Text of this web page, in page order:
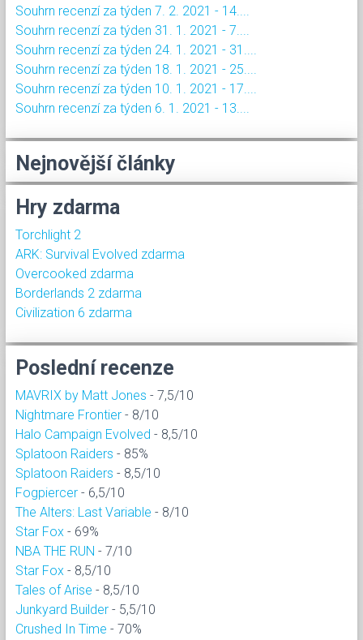
Souhrn recenzí za týden 7. 2. 2021 - 14....
Souhrn recenzí za týden 31. 1. 2021 - 7....
Souhrn recenzí za týden 24. 1. 2021 - 31....
Souhrn recenzí za týden 18. 1. 2021 - 25....
Souhrn recenzí za týden 10. 1. 2021 - 17....
Souhrn recenzí za týden 6. 1. 2021 - 13....
Nejnovější články
Hry zdarma
Torchlight 2
ARK: Survival Evolved zdarma
Overcooked zdarma
Borderlands 2 zdarma
Civilization 6 zdarma
Poslední recenze
MAVRIX by Matt Jones - 7,5/10
Nightmare Frontier - 8/10
Halo Campaign Evolved - 8,5/10
Splatoon Raiders - 85%
Splatoon Raiders - 8,5/10
Fogpiercer - 6,5/10
The Alters: Last Variable - 8/10
Star Fox - 69%
NBA THE RUN - 7/10
Star Fox - 8,5/10
Tales of Arise - 8,5/10
Junkyard Builder - 5,5/10
Crushed In Time - 70%